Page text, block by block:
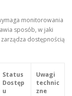
monitorowania
sposób, w jaki
dostępnością
Status
Dostęp
u
Uwagi
technic
zne